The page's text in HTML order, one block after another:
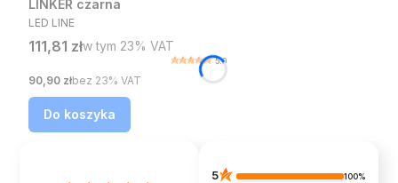
LINKER czarna
PRODUCENT
LED LINE
Cena brutto
111,81 złw tym %s VAT
w tym 23% VAT
5.0
Cena netto
90,90 złbez 23% VAT
Do koszyka
5 100%